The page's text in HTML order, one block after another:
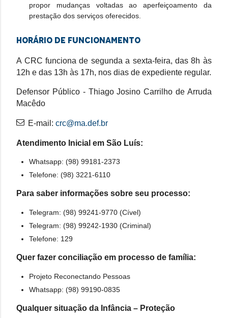
propor mudanças voltadas ao aperfeiçoamento da
prestação dos serviços oferecidos.
Horário de funcionamento
A CRC funciona de segunda a sexta-feira, das 8h às
12h e das 13h às 17h, nos dias de expediente regular.
Defensor Público - Thiago Josino Carrilho de Arruda
Macêdo
E-mail:crc@ma.def.br
Atendimento Inicial em São Luís:
Whatsapp: (98) 99181-2373
Telefone: (98) 3221-6110
Para saber informações sobre seu processo:
Telegram: (98) 99241-9770 (Cível)
Telegram: (98) 99242-1930 (Criminal)
Telefone: 129
Quer fazer conciliação em processo de família:
Projeto Reconectando Pessoas
Whatsapp: (98) 99190-0835
Qualquer situação da Infância – Proteção